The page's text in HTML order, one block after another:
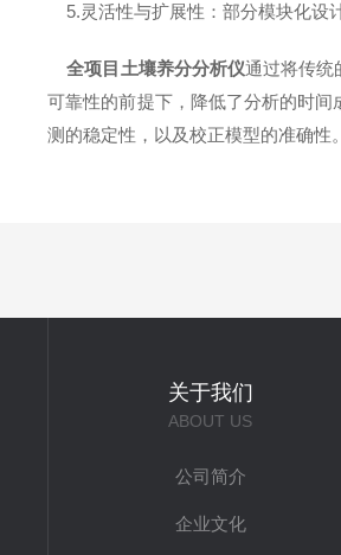
5.灵活性与扩展性：部分模块化设
全项目土壤养分分析仪通过将传统
可靠性的前提下，降低了分析的时
测的稳定性，以及校正模型的准确性。
关于我们
ABOUT US
公司简介
企业文化